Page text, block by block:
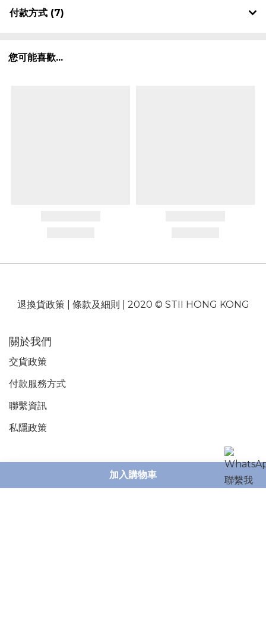
加入購物車
付款方式 (7)
您可能喜歡...
退換貨政策| 條款及細則 | 2020 © STII HONG KONG
關於我們
交貨政策
付款服務方式
聯繫資訊
私隱政策
聯絡我們